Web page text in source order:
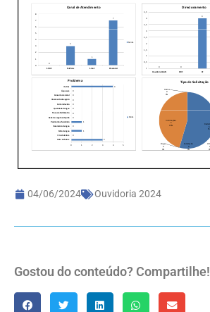
04/06/2024 Ouvidoria 2024
Gostou do conteúdo? Compartilhe!